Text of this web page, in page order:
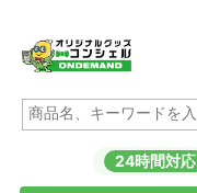
24時間対応